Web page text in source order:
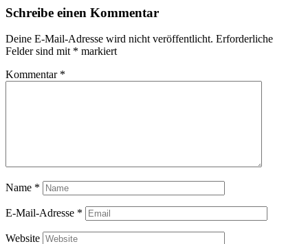
Schreibe einen Kommentar
Deine E-Mail-Adresse wird nicht veröffentlicht. Erforderliche
Felder sind mit * markiert
Kommentar *
Name *
E-Mail-Adresse *
Website